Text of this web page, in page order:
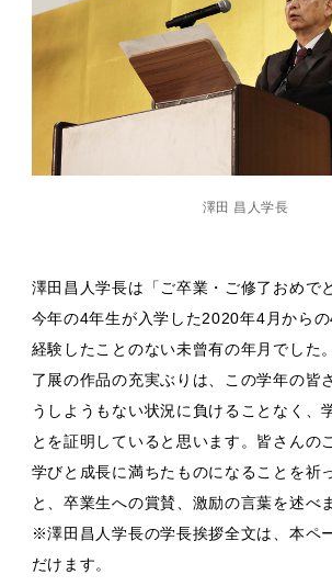
澤田 昌人学長
澤田昌人学長は「ご卒業・ご修了おめで
今年の4年生が入学した2020年4月から
経験したことのない未曾有の年月でした
了展の作品の充実ぶりは、この学年の皆
うしようもない状況に負けることなく、
とを証明していると思います。皆さんの
学びと成長に満ちたものになることを祈
と、卒業生への賞賛、激励の言葉を述べ
※澤田昌人学長の学長挨拶全文は、本ペ
だけます。